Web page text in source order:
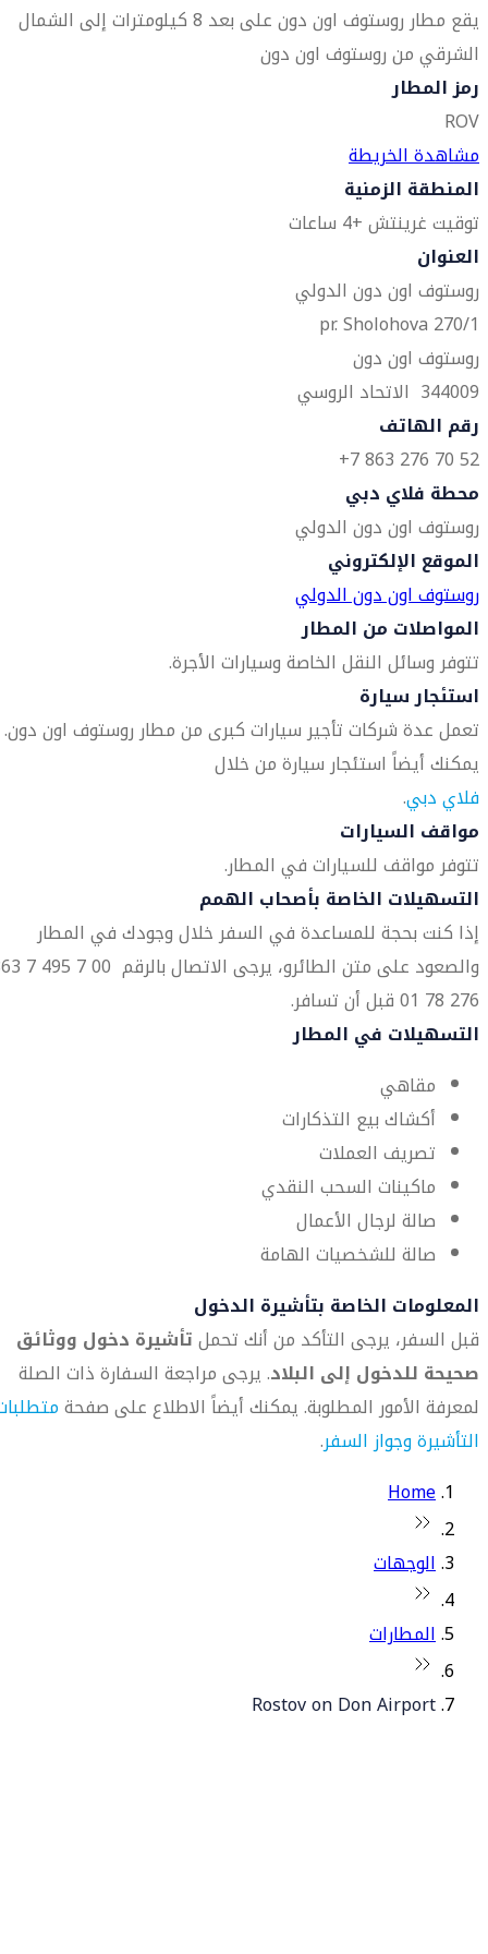
يقع مطار روستوف اون دون على بعد 8 كيلومترات إلى الشمال
الشرقي من روستوف اون دون
رمز المطار
ROV
مشاهدة الخريطة
المنطقة الزمنية
توقيت غرينتش +4 ساعات
العنوان
روستوف اون دون الدولي
pr. Sholohova 270/1
روستوف اون دون
344009 الاتحاد الروسي
رقم الهاتف
52 70 276 863 7+
محطة فلاي دبي
روستوف اون دون الدولي
الموقع الإلكتروني
روستوف اون دون الدولي
المواصلات من المطار
تتوفر وسائل النقل الخاصة وسيارات الأجرة.
استئجار سيارة
تعمل عدة شركات تأجير سيارات كبرى من مطار روستوف اون دون.
يمكنك أيضاً استئجار سيارة من خلال
فلاي دبي.
مواقف السيارات
تتوفر مواقف للسيارات في المطار.
التسهيلات الخاصة بأصحاب الهمم
إذا كنت بحجة للمساعدة في السفر خلال وجودك في المطار
والصعود على متن الطائرو،
276 78 01 قبل أن تسافر.
التسهيلات في المطار
مقاهي
أكشاك بيع التذكارات
تصريف العملات
ماكينات السحب النقدي
صالة لرجال الأعمال
صالة للشخصيات الهامة
المعلومات الخاصة بتأشيرة الدخول
قبل السفر، يرجى التأكد من أنك تحملتأشيرة دخول ووثائق
صحيحة للدخول إلى البلاد. يرجى مراجعة السفارة ذات الصلة
لمعرفة الأمور المطلوبة. يمكنك أيضاً الاطلاع على صفحة
التأشيرة وجواز السفر.
Home
الوجهات
المطارات
Rostov on Don Airport